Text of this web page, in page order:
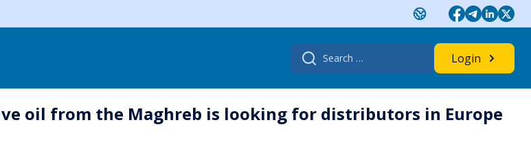
Search
for:
Login
oil from the Maghreb is looking for distributors in Europe